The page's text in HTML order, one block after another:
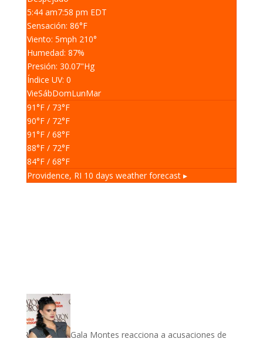
5:44 am7:58 pm EDT
Sensación: 86°F
Viento: 5mph 210°
Humedad: 87%
Presión: 30.07"Hg
Índice UV: 0
VieSábDomLunMar
91°F/ 73°F
90°F/ 72°F
91°F/ 68°F
88°F/ 72°F
84°F/ 68°F
Providence, RI 10 days weather forecast ▸
Gala Montes reacciona a acusaciones de